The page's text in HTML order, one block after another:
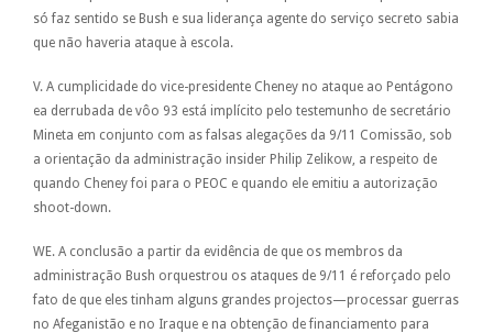
só faz sentido se Bush e sua liderança agente do serviço secreto sabia
que não haveria ataque à escola.
V. A cumplicidade do vice-presidente Cheney no ataque ao Pentágono
ea derrubada de vôo 93 está implícito pelo testemunho de secretário
Mineta em conjunto com as falsas alegações da 9/11 Comissão, sob
a orientação da administração insider Philip Zelikow, a respeito de
quando Cheney foi para o PEOC e quando ele emitiu a autorização
shoot-down.
WE. A conclusão a partir da evidência de que os membros da
administração Bush orquestrou os ataques de 9/11 é reforçado pelo
fato de que eles tinham alguns grandes projectos—processar guerras
no Afeganistão e no Iraque e na obtenção de financiamento para